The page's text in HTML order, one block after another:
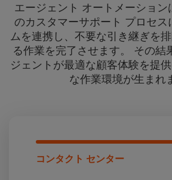
エージェント オートメーション
のカスタマーサポート プロセス
ムを連携し、不要な引き継ぎを
る作業を完了させます。 その結
ジェントが最適な顧客体験を提
な作業環境が生まれ
コンタクト センター